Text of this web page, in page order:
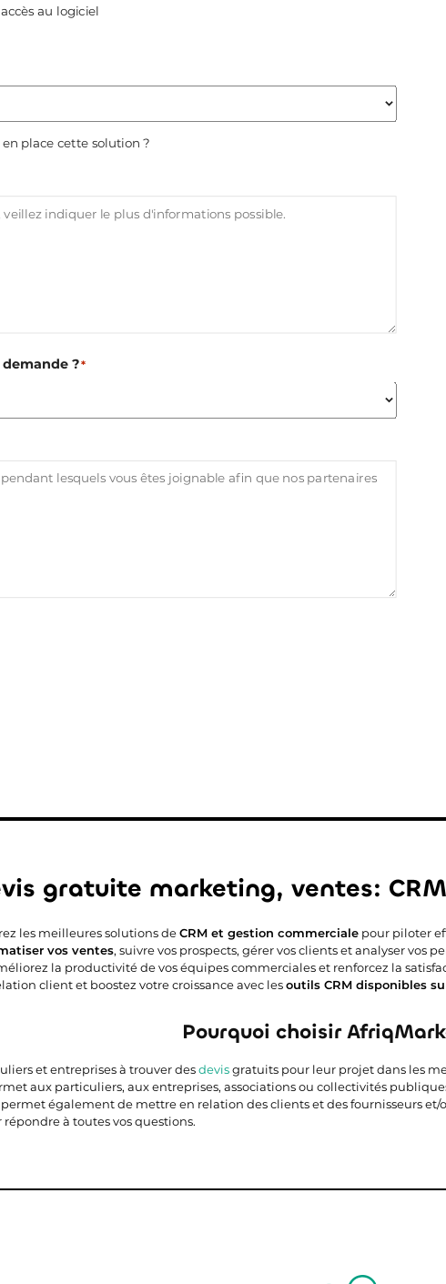
au logiciel
place cette solution ?
?*
gratuite marketing, ventes:
les meilleures solutions deCRM et gestion commerciale pour piloter
vos ventes, suivre vos prospects, gérer vos clients et analyser vos
la productivité de vos équipes commerciales et renforcez la
client et boostez votre croissance avec lesoutils CRM disponibles
Pourquoi choisir
et entreprises à trouver desdevisgratuits pour leur projet dans les
aux particuliers, aux entreprises, associations ou collectivités
également de mettre en relation des clients et des fournisseurs et/
à toutes vos questions.